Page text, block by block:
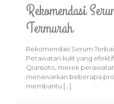
Rekomendasi
Termurah
Rekomendasi Serum
Perawatan kulit yang efektif
Qiansoto, merek
menawarkan beberapa
membantu […]